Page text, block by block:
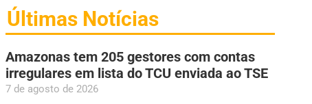
Últimas Notícias
Amazonas tem 205 gestores com contas
irregulares em lista do TCU enviada ao TSE
7 de agosto de 2026